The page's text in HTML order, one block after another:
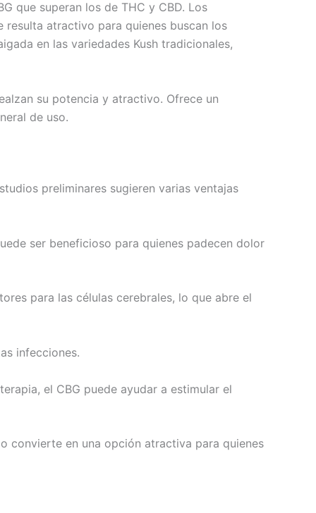
que superan los de THC y CBD. Los
atractivo para quienes buscan los
en las variedades Kush tradicionales,
su potencia y atractivo. Ofrece un
de uso.
preliminares sugieren varias ventajas
ser beneficioso para quienes padecen dolor
para las células cerebrales, lo que abre el
infecciones.
el CBG puede ayudar a estimular el
convierte en una opción atractiva para quienes